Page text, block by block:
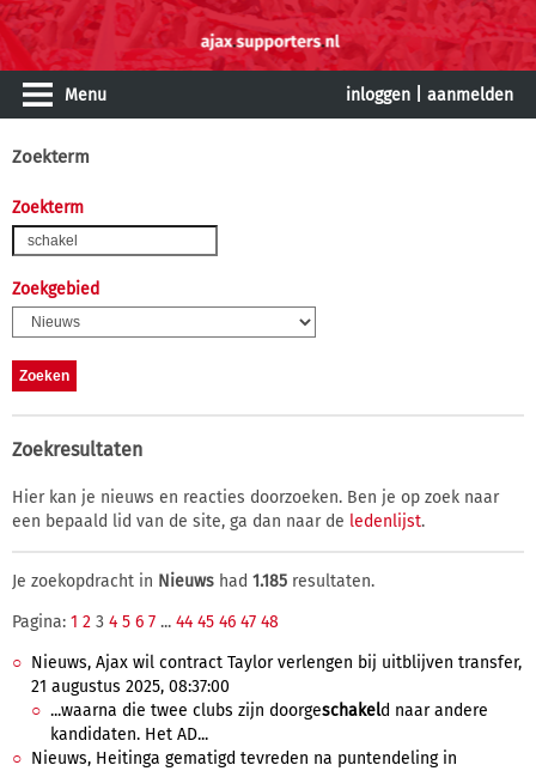
Menu inloggen aanmelden
Zoekterm
Zoekterm
Zoekgebied
Zoekresultaten
Hier kan je nieuws en reacties doorzoeken. Ben je op zoek naar
een bepaald lid van de site, ga dan naar de ledenlijst.
Je zoekopdracht in Nieuws had 1.185 resultaten.
Pagina: 1 2 3 4 5 6 7 ... 44 45 46 47 48
Nieuws, Ajax wil contract Taylor verlengen bij uitblijven transfer,
21 augustus 2025, 08:37:00
...waarna die twee clubs zijn doorgeschakeld naar andere
kandidaten. Het AD...
Nieuws, Heitinga gematigd tevreden na puntendeling in